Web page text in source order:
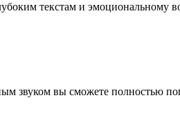
текстам и эмоциональному
звуком вы сможете полностью